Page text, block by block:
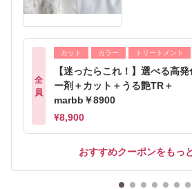
全
員
カット カラー トリートメント
【迷ったらこれ！】選べる高発
ー剤＋カット＋うる艶TR＋
marbb￥8900
¥8,900
おすすめクーポンをもっ